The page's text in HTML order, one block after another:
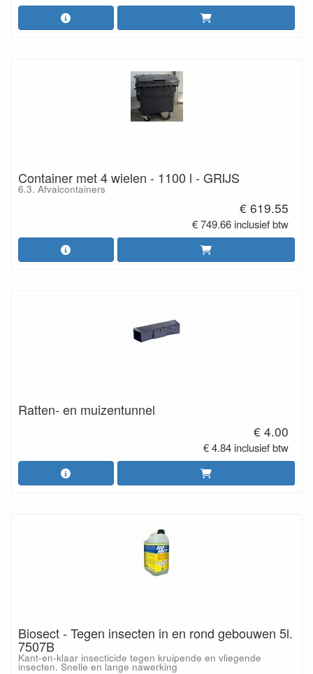
Container met 4 wielen - 1100 l - GRIJS
6.3. Afvalcontainers
€ 619.55
€ 749.66 inclusief btw
Ratten- en muizentunnel
€ 4.00
€ 4.84 inclusief btw
Biosect - Tegen insecten in en rond gebouwen 5l.
7507B
Kant-en-klaar insecticide tegen kruipende en vliegende
insecten. Snelle en lange nawerking